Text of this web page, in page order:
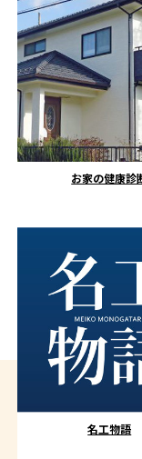
お家の健康診
名工物語